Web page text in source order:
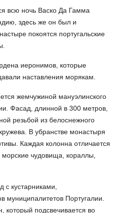
всю ночь Васко Да Гамма
здесь же он был и
покоятся португальские
иеронимов, которые
наставления морякам.
жемчужиной мануэлинского
Фасад, длинной в 300 метров,
резьбой из белоснежного
В убранстве монастыря
Каждая колонна отличается
чудовища, кораллы,
с кустарниками,
муниципалитетов Португалии.
который подсвечивается во